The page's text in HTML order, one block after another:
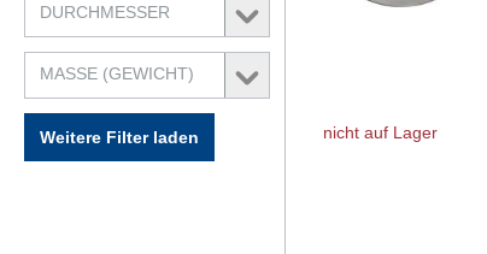
DURCHMESSER
MASSE (GEWICHT)
Weitere Filter laden nicht auf Lager